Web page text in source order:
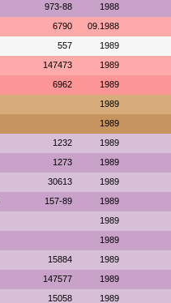
973-88 1988
6790 09.1988
557 1989
147473 1989
6962 1989
1989
1989
1232 1989
1273 1989
30613 1989
157-89 1989
1989
1989
15884 1989
147577 1989
15058 1989